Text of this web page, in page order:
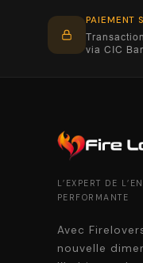
PAIEMENT
via CIC
L’EXPERT DE
PERFORMANTE
Avec
nouvelle